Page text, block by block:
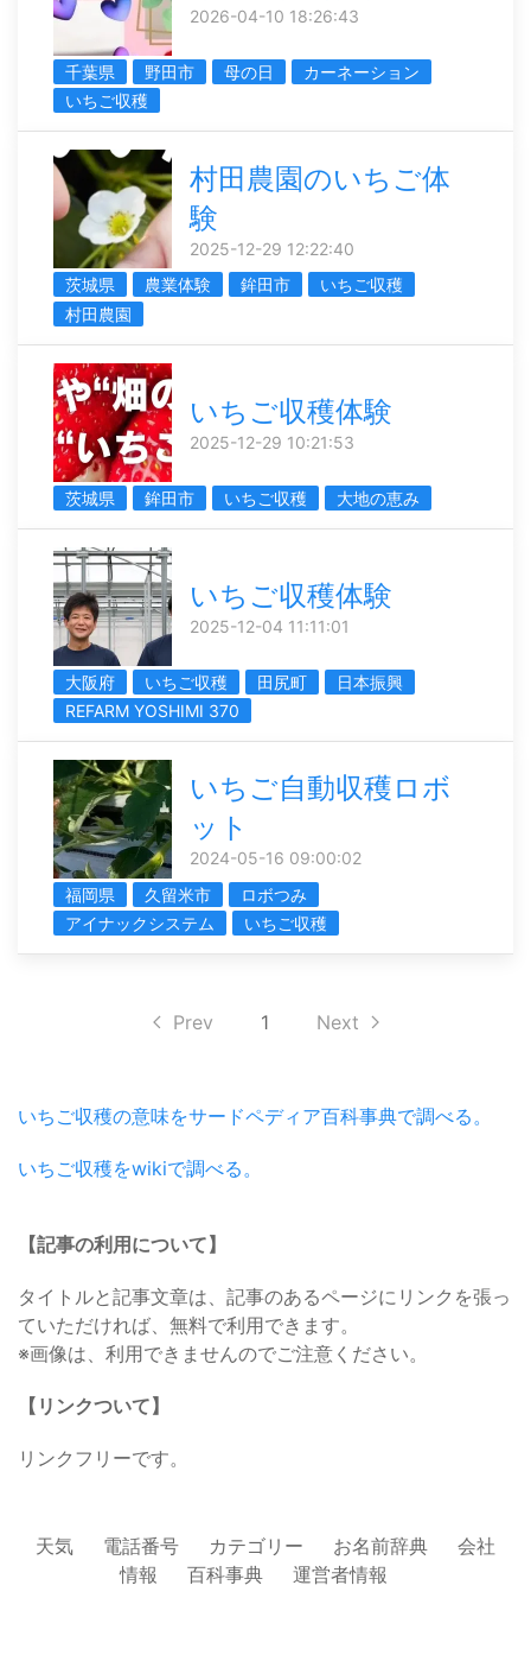
2026-04-10 18:26:43
千葉県 野田市 母の日
カーネーション
いちご収穫
村田農園のいちご体
験
2025-12-29 12:22:40
茨城県
農業体験 鉾田市
いちご収穫
村田農園
いちご収穫体験
2025-12-29 10:21:53
茨城県 鉾田市 いちご収穫 大地の恵み
いちご収穫体験
2025-12-04 11:11:01
大阪府 いちご収穫 田尻町
日本振興
REFARM YOSHIMI 370
いちご自動収穫ロボ
ット
2024-05-16 09:00:02
福岡県
久留米市
ロボつみ
アイナックシステム
いちご収穫
Prev 1 Next
いちご収穫の意味をサードペディア百科事典で調べる。
いちご収穫をwikiで調べる。
【記事の利用について】
タイトルと記事文章は、記事のあるページにリンクを張っ
ていただければ、無料で利用できます。
※画像は、利用できませんのでご注意ください。
【リンクついて】
リンクフリーです。
天気 電話番号 カテゴリー お名前辞典
会社
情報
百科事典 運営者情報